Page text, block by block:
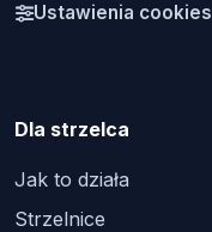
Ustawienia cookies
Dla strzelca
Jak to działa
Strzelnice